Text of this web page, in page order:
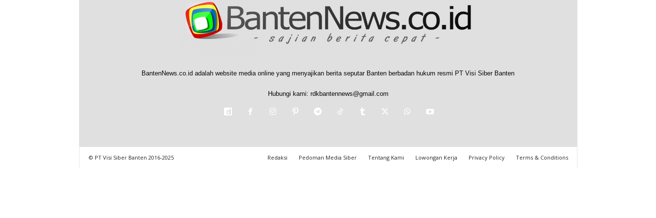
BantenNews.co.id adalah website media online yang menyajikan berita seputar Banten berbadan hukum resmi PT Visi Siber Banten
Hubungi kami: rdkbantennews@gmail.com
Redaksi Pedoman Media Siber Tentang Kami Lowongan Kerja Privacy Policy Terms & Conditions
© PT Visi Siber Banten 2016-2025